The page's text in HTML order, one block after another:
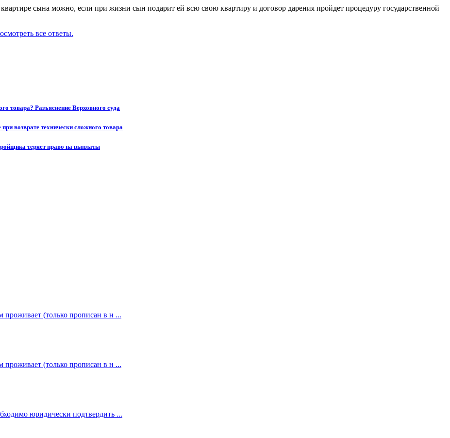
сына можно, если при жизни сын подарит ей всю свою квартиру и договор дарения пройдет процедуру государственной
все ответы.
товара? Разъяснение Верховного суда
возврате технически сложного товара
теряет право на выплаты
проживает (только прописан в н ...
проживает (только прописан в н ...
юридически подтвердить ...